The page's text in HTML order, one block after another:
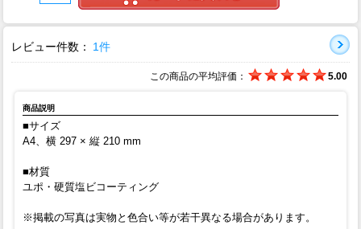
レビュー件数： 1件
この商品の平均評価： 5.00
商品説明
■サイズ
A4、横 297 × 縦 210 mm
■材質
ユポ・硬質塩ビコーティング
※掲載の写真は実物と色合い等が若干異なる場合があります。